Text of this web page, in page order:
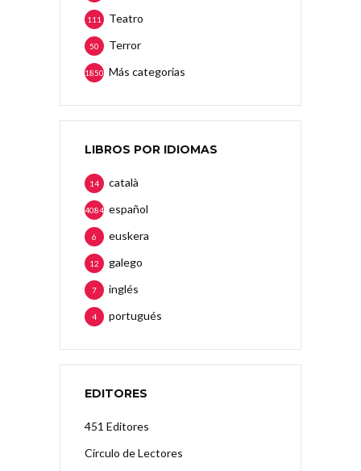
Teatro
111
Terror
50
Más categorias
1850
LIBROS POR IDIOMAS
català
14
español
4084
euskera
6
galego
12
inglés
7
portugués
4
EDITORES
451 Editores
Círculo de Lectores